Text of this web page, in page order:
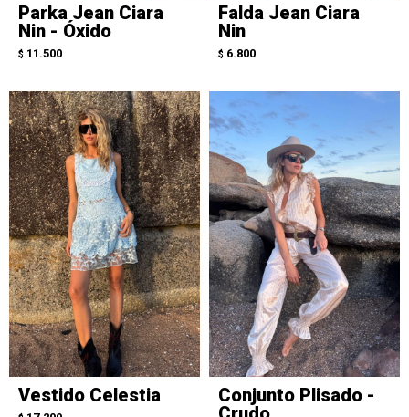
Parka Jean Ciara
Nin - Óxido
$ 11.500
Falda Jean Ciara
Nin
$ 6.800
Vestido Celestia
Conjunto Plisado -